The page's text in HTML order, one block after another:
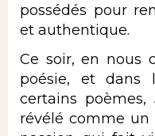
possédés pour
et authentique.
Ce soir, en nous
poésie, et dans
certains poèmes,
révélé comme un